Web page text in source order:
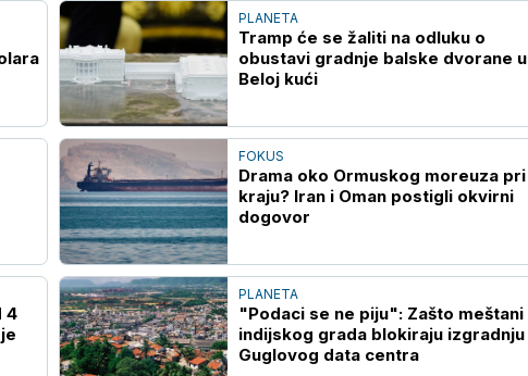
PLANETA
Tramp će se žaliti na odluku o
obustavi gradnje balske dvorane u
Beloj kući
FOKUS
Drama oko Ormuskog moreuza pri
kraju? Iran i Oman postigli okvirni
dogovor
4
PLANETA
"Podaci se ne piju": Zašto meštani
indijskog grada blokiraju izgradnju
Guglovog data centra